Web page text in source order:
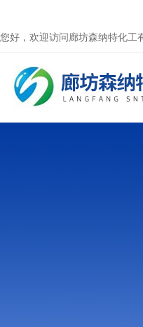
您好，欢迎访问廊坊森纳特化工